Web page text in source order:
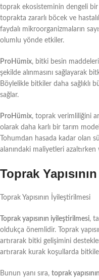
toprak ekosisteminin dengeli bir
toprakta zararlı böcek ve
faydalı mikroorganizmaların
olumlu yönde etkiler.
ProHümix, bitki besin
şekilde alınmasını sağlayarak
Böylelikle bitkiler daha sağlıklı
sağlar.
ProHümix, toprak verimliliğini
olarak daha karlı bir tarım
Tohumdan hasada kadar olan
alanındaki maliyetleri azaltırken
Toprak
Toprak Yapısının İyileştirilmesi
Toprak yapısının iyileştirilmesi,
oldukça önemlidir. Toprak
artırarak bitki gelişimini
artırarak kurak koşullarda
Bunun yanı sıra, toprak